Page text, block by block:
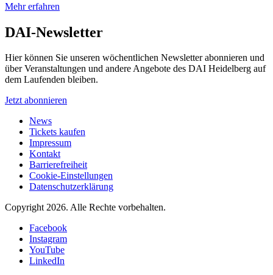
Mehr erfahren
DAI-Newsletter
Hier können Sie unseren wöchentlichen Newsletter abonnieren und
über Veranstaltungen und andere Angebote des DAI Heidelberg auf
dem Laufenden bleiben.
Jetzt abonnieren
News
Tickets kaufen
Impressum
Kontakt
Barrierefreiheit
Cookie-Einstellungen
Datenschutzerklärung
Copyright 2026. Alle Rechte vorbehalten.
Facebook
Instagram
YouTube
LinkedIn